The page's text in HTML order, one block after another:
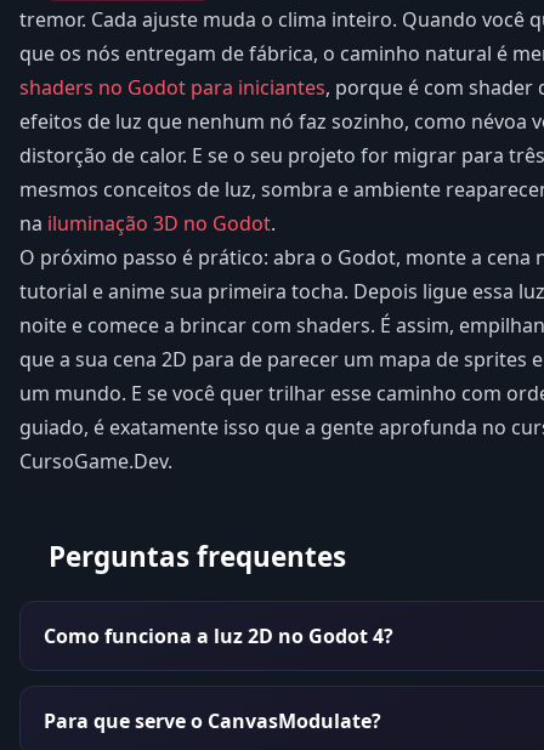
tremor. Cada ajuste muda o clima inteiro. Quando você
que os nós entregam de fábrica, o caminho natural é
shaders no Godot para iniciantes, porque é com shader
efeitos de luz que nenhum nó faz sozinho, como névoa
distorção de calor. E se o seu projeto for migrar para
mesmos conceitos de luz, sombra e ambiente
na iluminação 3D no Godot.
O próximo passo é prático: abra o Godot, monte a cena
tutorial e anime sua primeira tocha. Depois ligue essa
noite e comece a brincar com shaders. É assim,
que a sua cena 2D para de parecer um mapa de sprites
um mundo. E se você quer trilhar esse caminho com
guiado, é exatamente isso que a gente aprofunda no
CursoGame.Dev.
Perguntas frequentes
Como funciona a luz 2D no Godot 4?
Para que serve o CanvasModulate?